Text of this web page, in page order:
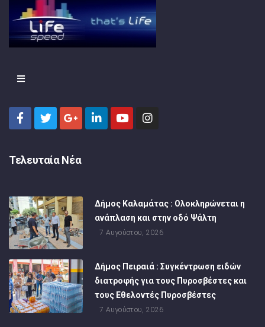
Τελευταία Νέα
Δήμος Καλαμάτας : Ολοκληρώνεται η
ανάπλαση και στην οδό Ψάλτη
7 Αυγούστου, 2026
Δήμος Πειραιά : Συγκέντρωση ειδών
διατροφής για τους Πυροσβέστες και
τους Εθελοντές Πυροσβέστες
7 Αυγούστου, 2026